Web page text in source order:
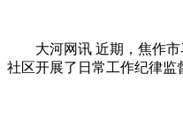
大河网讯 近期，焦作
社区开展了日常工作纪律监